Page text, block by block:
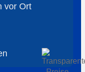
vor Ort